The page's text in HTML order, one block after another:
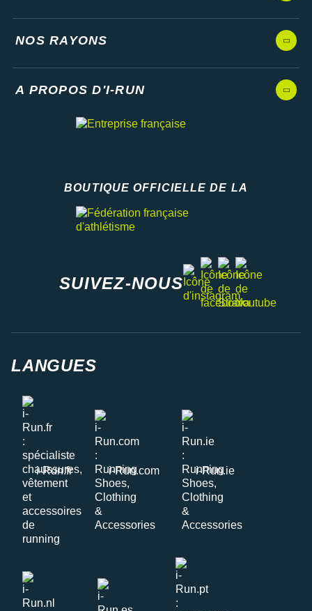
NOS RAYONS
A PROPOS D'I-RUN
BOUTIQUE OFFICIELLE DE LA
SUIVEZ-NOUS
instagram
facebook
stravayoutube
LANGUES
i-Run.fr i-Run.com i-Run.ie